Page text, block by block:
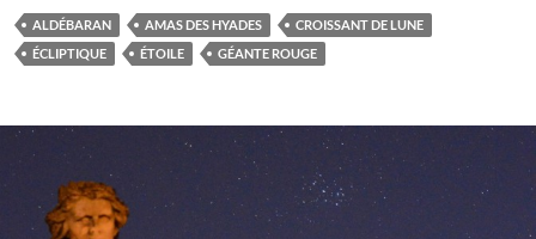
ALDÉBARAN AMAS DES HYADES
CROISSANT DE LUNE
ÉCLIPTIQUE
ÉTOILE GÉANTE ROUGE